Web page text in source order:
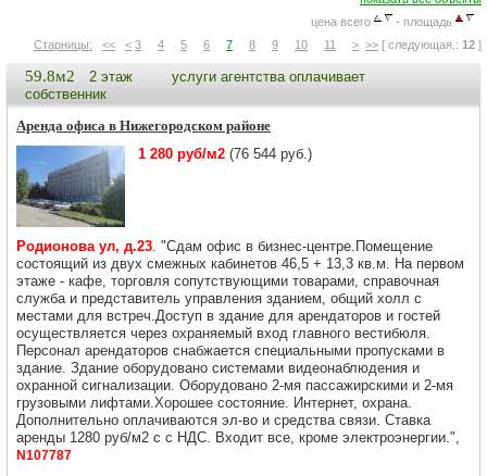
цена всего
- площадь
Старницы:
<< < 3 4 5 6 7 8 9 10 11 > >> [ следующая.: 12 ]
59.8м2 2 этаж
услуги агентства оплачивает
собственник
Аренда офиса в Нижегородском районе
1 280 руб/м2 (76 544 руб.)
Родионова ул, д.23. "Сдам офис в бизнес-центре.Помещение
состоящий из двух смежных кабинетов 46,5 + 13,3 кв.м. На первом
этаже - кафе, торговля сопутствующими товарами, справочная
служба и представитель управления зданием, общий холл с
местами для встреч.Доступ в здание для арендаторов и гостей
осуществляется через охраняемый вход главного вестибюля.
Персонал арендаторов снабжается специальными пропусками в
здание. Здание оборудовано системами видеонаблюдения и
охранной сигнализации. Оборудовано 2-мя пассажирскими и 2-мя
грузовыми лифтами.Хорошее состояние. Интернет, охрана.
Дополнительно оплачиваются эл-во и средства связи. Ставка
аренды 1280 руб/м2 с с НДС. Входит все, кроме электроэнергии.",
N107787